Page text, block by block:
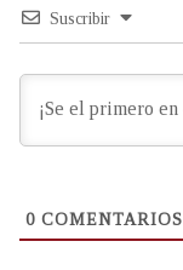
Suscribir
0 COMENTARIOS